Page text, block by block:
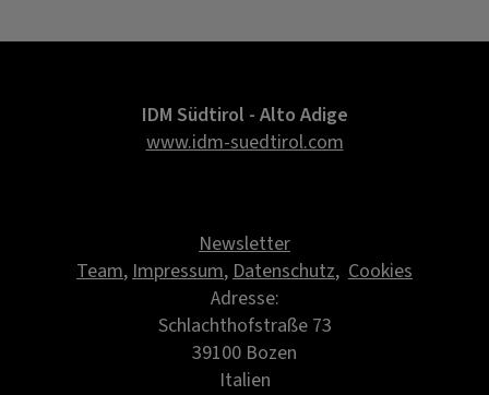
IDM Südtirol - Alto Adige
www.idm-suedtirol.com
Newsletter
Team,Impressum,Datenschutz, Cookies
Adresse:
Schlachthofstraße 73
39100 Bozen
Italien